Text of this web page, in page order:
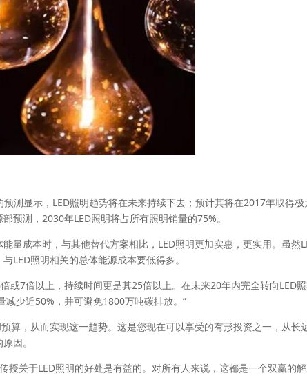
测显示，LED照明趋势将在未来持续下去；预计其将在2017年取得极
预测，2030年LED照明将占所有照明销量的75%。
量成本时，与其他替代方案相比，LED照明更加实惠，更实用。虽然
LED照明相关的总体能源成本要低得多。
或7倍以上，持续时间更是其25倍以上。在未来20年内完全转向LED
少近50%，并可避免1800万吨碳排放。”
算，从而实现这一趋势。这是您现在可以享受的有形投资之一，从长
因。
授关于LED照明的好处是有益的。对所有人来说，这都是一个双赢的